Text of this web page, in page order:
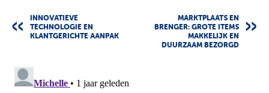
INNOVATIEVE
TECHNOLOGIE EN
KLANTGERICHTE AANPAK
MARKTPLAATS EN
BRENGER: GROTE ITEMS
MAKKELIJK EN
DUURZAAM BEZORGD